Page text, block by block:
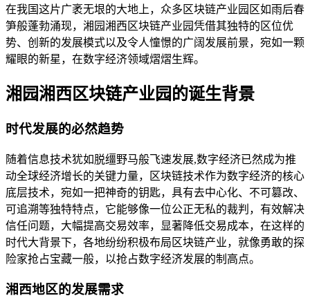
在我国这片广袤无垠的大地上，众多区块链产业园区如雨后春
笋般蓬勃涌现，湘园湘西区块链产业园凭借其独特的区位优
势、创新的发展模式以及令人憧憬的广阔发展前景，宛如一颗
耀眼的新星，在数字经济领域熠熠生辉。
湘园湘西区块链产业园的诞生背景
时代发展的必然趋势
随着信息技术犹如脱缰野马般飞速发展,数字经济已然成为推
动全球经济增长的关键力量，区块链技术作为数字经济的核心
底层技术，宛如一把神奇的钥匙，具有去中心化、不可篡改、
可追溯等独特特点，它能够像一位公正无私的裁判，有效解决
信任问题，大幅提高交易效率，显著降低交易成本，在这样的
时代大背景下，各地纷纷积极布局区块链产业，就像勇敢的探
险家抢占宝藏一般，以抢占数字经济发展的制高点。
湘西地区的发展需求